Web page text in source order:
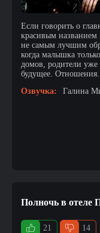
Если говорить о
красивым названием
не самым лучшим
когда малышка
домов, родители
будущее. Отношения...
Озвучка:
Галина
Полночь в отеле
21 14